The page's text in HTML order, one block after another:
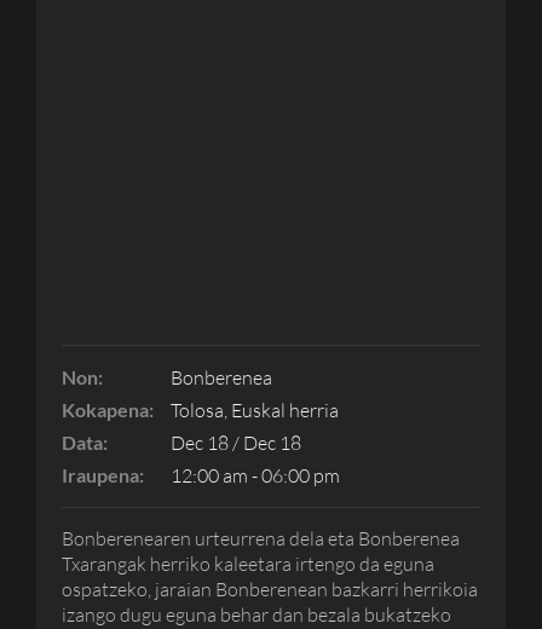
Non: Bonberenea
Kokapena: Tolosa, Euskal herria
Data: Dec 18 / Dec 18
Iraupena: 12:00 am - 06:00 pm
Bonberenearen urteurrena dela eta Bonberenea
Txarangak herriko kaleetara irtengo da eguna
ospatzeko, jaraian Bonberenean bazkarri herrikoia
izango dugu eguna behar dan bezala bukatzeko